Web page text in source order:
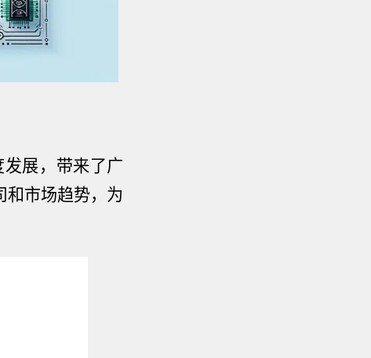
展，带来了广
和市场趋势，为